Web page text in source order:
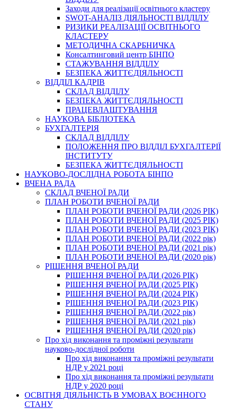
Заходи для реалізації освітнього кластеру
SWOT-АНАЛІЗ ДІЯЛЬНОСТІ ВІДДІЛУ
РИЗИКИ РЕАЛІЗАЦІЇ ОСВІТНЬОГО
КЛАСТЕРУ
МЕТОДИЧНА СКАРБНИЧКА
Консалтинговий центр БІНПО
СТАЖУВАННЯ ВІДДІЛУ
БЕЗПЕКА ЖИТТЄДІЯЛЬНОСТІ
ВІДДІЛ КАДРІВ
СКЛАД ВІДДІЛУ
БЕЗПЕКА ЖИТТЄДІЯЛЬНОСТІ
ПРАЦЕВЛАШТУВАННЯ
НАУКОВА БІБЛІОТЕКА
БУХГАЛТЕРІЯ
СКЛАД ВІДДІЛУ
ПОЛОЖЕННЯ ПРО ВІДДІЛ БУХГАЛТЕРІЇ
ІНСТИТУТУ
БЕЗПЕКА ЖИТТЄДІЯЛЬНОСТІ
НАУКОВО-ДОСЛІДНА РОБОТА БІНПО
ВЧЕНА РАДА
СКЛАД ВЧЕНОЇ РАДИ
ПЛАН РОБОТИ ВЧЕНОЇ РАДИ
ПЛАН РОБОТИ ВЧЕНОЇ РАДИ (2026 РІК)
ПЛАН РОБОТИ ВЧЕНОЇ РАДИ (2025 РІК)
ПЛАН РОБОТИ ВЧЕНОЇ РАДИ (2023 РІК)
ПЛАН РОБОТИ ВЧЕНОЇ РАДИ (2022 рік)
ПЛАН РОБОТИ ВЧЕНОЇ РАДИ (2021 рік)
ПЛАН РОБОТИ ВЧЕНОЇ РАДИ (2020 рік)
РІШЕННЯ ВЧЕНОЇ РАДИ
РІШЕННЯ ВЧЕНОЇ РАДИ (2026 РІК)
РІШЕННЯ ВЧЕНОЇ РАДИ (2025 РІК)
РІШЕННЯ ВЧЕНОЇ РАДИ (2024 РІК)
РІШЕННЯ ВЧЕНОЇ РАДИ (2023 РІК)
РІШЕННЯ ВЧЕНОЇ РАДИ (2022 рік)
РІШЕННЯ ВЧЕНОЇ РАДИ (2021 рік)
РІШЕННЯ ВЧЕНОЇ РАДИ (2020 рік)
Про хід виконання та проміжні результати
науково-дослідної роботи
Про хід виконання та проміжні результати
НДР у 2021 році
Про хід виконання та проміжні результати
НДР у 2020 році
ОСВІТНЯ ДІЯЛЬНІСТЬ В УМОВАХ ВОЄННОГО
СТАНУ